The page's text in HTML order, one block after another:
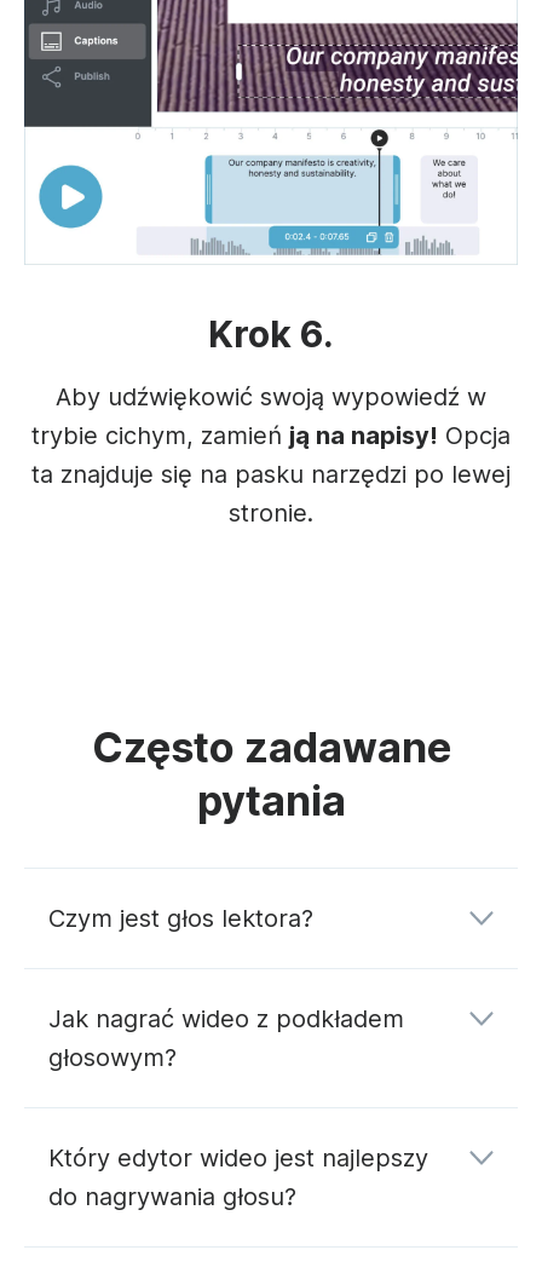
Krok 6.
Aby udźwiękowić swoją wypowiedź w
trybie cichym, zamień ją na napisy! Opcja
ta znajduje się na pasku narzędzi po lewej
stronie.
Często zadawane
pytania
Czym jest głos lektora?
Jak nagrać wideo z podkładem
głosowym?
Który edytor wideo jest najlepszy
do nagrywania głosu?